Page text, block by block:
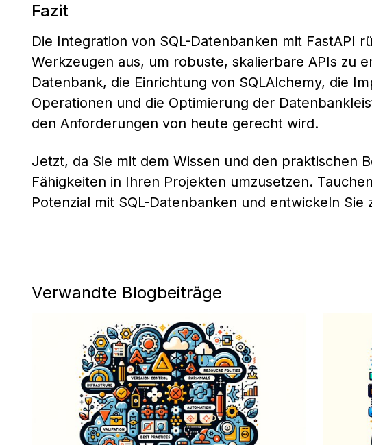
Fazit
Die Integration von SQL-Datenbanken mit FastAPI
Werkzeugen aus, um robuste, skalierbare APIs zu
Datenbank, die Einrichtung von SQLAlchemy, die
Operationen und die Optimierung der
den Anforderungen von heute gerecht wird.
Jetzt, da Sie mit dem Wissen und den praktischen
Fähigkeiten in Ihren Projekten umzusetzen.
Potenzial mit SQL-Datenbanken und entwickeln
Verwandte Blogbeiträge